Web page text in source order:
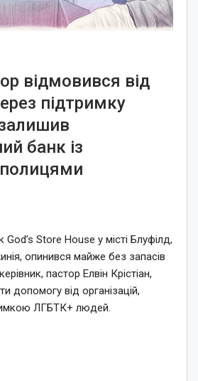
відмовився від
підтримку
банк із
Store House у місті Блуфілд,
опинився майже без запасів
пастор Елвін Крістіан,
допомогу від організацій,
ЛГБТК+ людей.